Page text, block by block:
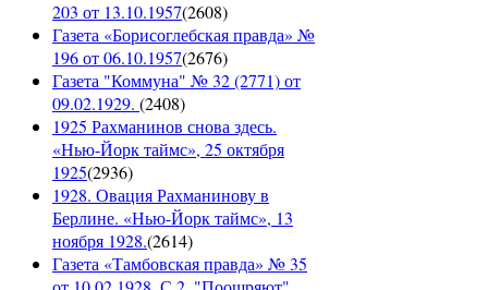
203 от 13.10.1957(2608)
Газета «Борисоглебская правда» №
196 от 06.10.1957(2676)
Газета "Коммуна" № 32 (2771) от
09.02.1929. (2408)
1925 Рахманинов снова здесь.
«Нью-Йорк таймс», 25 октября
1925(2936)
1928. Овация Рахманинову в
Берлине. «Нью-Йорк таймс», 13
ноября 1928.(2614)
Газета «Тамбовская правда» № 35